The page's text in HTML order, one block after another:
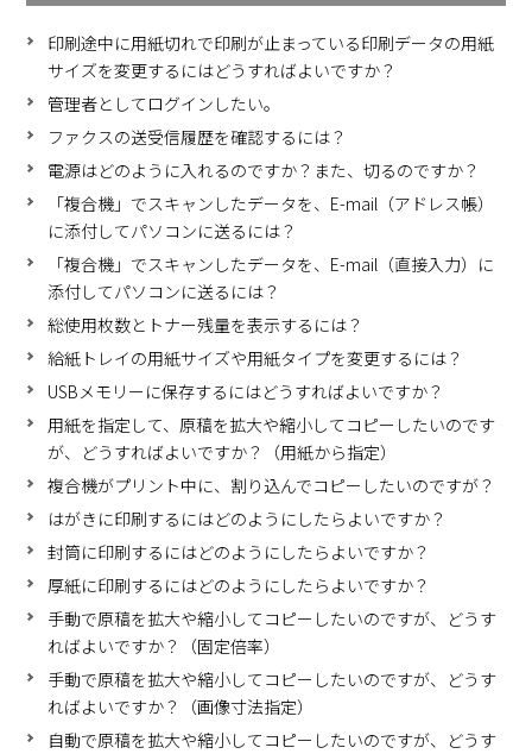
印刷途中に用紙切れで印刷が止まっている印刷データの用紙
サイズを変更するにはどうすればよいですか？
管理者としてログインしたい。
ファクスの送受信履歴を確認するには？
電源はどのように入れるのですか？また、切るのですか？
「複合機」でスキャンしたデータを、E-mail（アドレス帳）
に添付してパソコンに送るには？
「複合機」でスキャンしたデータを、E-mail（直接入力）に
添付してパソコンに送るには？
総使用枚数とトナー残量を表示するには？
給紙トレイの用紙サイズや用紙タイプを変更するには？
USBメモリーに保存するにはどうすればよいですか？
用紙を指定して、原稿を拡大や縮小してコピーしたいのです
が、どうすればよいですか？（用紙から指定）
複合機がプリント中に、割り込んでコピーしたいのですが？
はがきに印刷するにはどのようにしたらよいですか？
封筒に印刷するにはどのようにしたらよいですか？
厚紙に印刷するにはどのようにしたらよいですか？
手動で原稿を拡大や縮小してコピーしたいのですが、どうす
ればよいですか？（固定倍率）
手動で原稿を拡大や縮小してコピーしたいのですが、どうす
ればよいですか？（画像寸法指定）
自動で原稿を拡大や縮小してコピーしたいのですが、どうす